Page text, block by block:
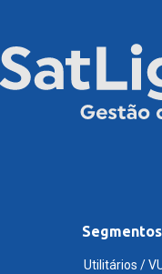
Segmentos
Utilitários /